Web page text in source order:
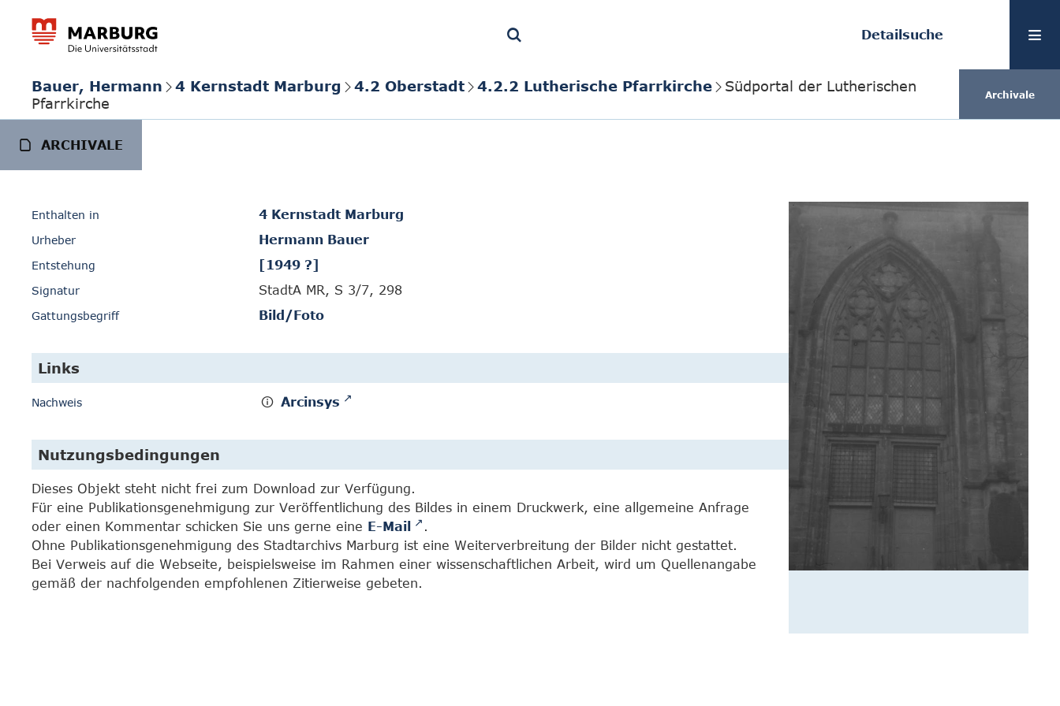
Detailsuche
Bauer, Hermann 4 Kernstadt Marburg 4.2 Oberstadt 4.2.2 Lutherische Pfarrkirche
Südportal der Lutherischen
Pfarrkirche
Archivale
ARCHIVALE
Enthalten in 4 Kernstadt Marburg
Urheber Hermann Bauer
Entstehung [1949 ?]
Signatur StadtA MR, S 3/7, 298
Gattungsbegriff Bild/Foto
Links
Nachweis Arcinsys
Nutzungsbedingungen
Dieses Objekt steht nicht frei zum Download zur Verfügung.
Für eine Publikationsgenehmigung zur Veröffentlichung des Bildes in einem Druckwerk, eine allgemeine Anfrage
oder einen Kommentar schicken Sie uns gerne eine E-Mail
.
Ohne Publikationsgenehmigung des Stadtarchivs Marburg ist eine Weiterverbreitung der Bilder nicht gestattet.
Bei Verweis auf die Webseite, beispielsweise im Rahmen einer wissenschaftlichen Arbeit, wird um Quellenangabe
gemäß der nachfolgenden empfohlenen Zitierweise gebeten.